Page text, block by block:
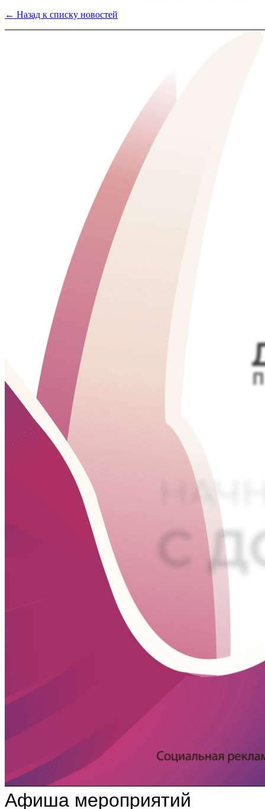
← Назад к списку новостей
Афиша мероприятий